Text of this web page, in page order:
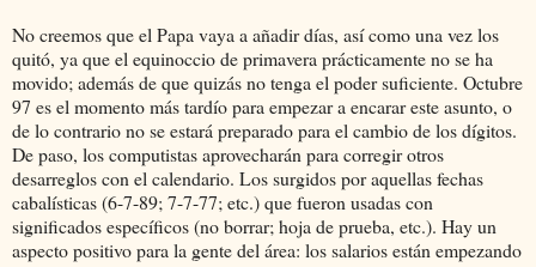
No creemos que el Papa vaya a añadir días, así como una vez los
quitó, ya que el equinoccio de primavera prácticamente no se ha
movido; además de que quizás no tenga el poder suficiente. Octubre
97 es el momento más tardío para empezar a encarar este asunto, o
de lo contrario no se estará preparado para el cambio de los dígitos.
De paso, los computistas aprovecharán para corregir otros
desarreglos con el calendario. Los surgidos por aquellas fechas
cabalísticas (6-7-89; 7-7-77; etc.) que fueron usadas con
significados específicos (no borrar; hoja de prueba, etc.). Hay un
aspecto positivo para la gente del área: los salarios están empezando